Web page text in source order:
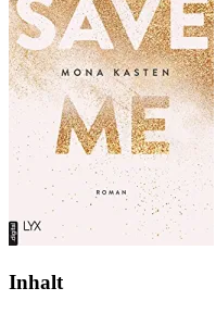
Inhalt